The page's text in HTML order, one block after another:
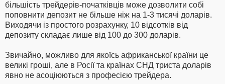
більшість трейдерів-початківців може дозволити собі
поповнити депозит не більше ніж на 1-3 тисячі доларів.
Виходячи із простого розрахунку, 10 відсотків від
депозиту складає лише від 100 до 300 доларів.
Звичайно, можливо для якоїсь африканської країни це
великі гроші, але в Росії та країнах СНД триста доларів
явно не асоціюються з професією трейдера.